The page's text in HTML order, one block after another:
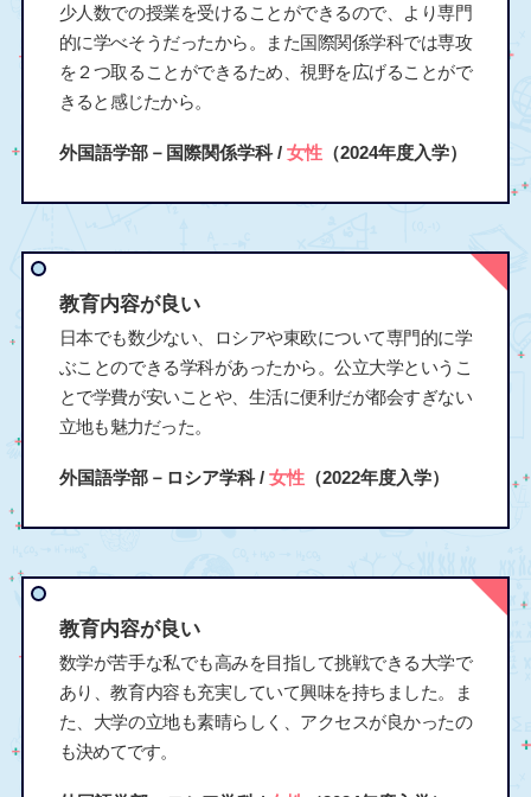
少人数での授業を受けることができるので、より専門
的に学べそうだったから。また国際関係学科では専攻
を２つ取ることができるため、視野を広げることがで
きると感じたから。
外国語学部－国際関係学科 / 女性（2024年度入学）
教育内容が良い
日本でも数少ない、ロシアや東欧について専門的に学
ぶことのできる学科があったから。公立大学というこ
とで学費が安いことや、生活に便利だが都会すぎない
立地も魅力だった。
外国語学部－ロシア学科 / 女性（2022年度入学）
教育内容が良い
数学が苦手な私でも高みを目指して挑戦できる大学で
あり、教育内容も充実していて興味を持ちました。ま
た、大学の立地も素晴らしく、アクセスが良かったの
も決めてです。